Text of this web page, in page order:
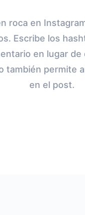
roca en
Escribe los
en lugar
también permite
en el post.